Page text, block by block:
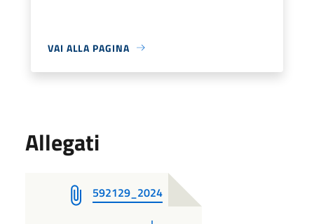
VAI ALLA PAGINA
Allegati
592129_2024